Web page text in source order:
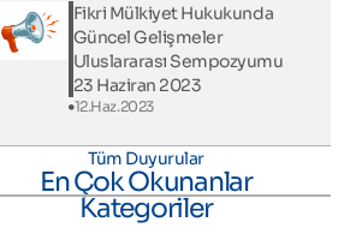
Fikri Mülkiyet Hukukunda
Güncel Gelişmeler
Uluslararası Sempozyumu
23 Haziran 2023
12.Haz.2023
Tüm Duyurular
En Çok Okunanlar
Kategoriler